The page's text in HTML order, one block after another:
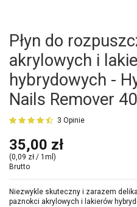
Płyn do
akrylowych i
hybrydowych -
Nails Remover
3 Opinie
35,00 zł
(0,09 zł / 1ml)
Brutto
Niezwykle skuteczny i zarazem
paznokci akrylowych i lakierów